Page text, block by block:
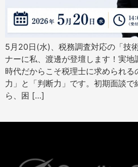
5月20日(水)、税務調査対応の「技
ナーに私、渡邊が登壇します！実地
時代だからこそ税理士に求められ
力」と「判断力」です。初期面談で
ら、困 […]